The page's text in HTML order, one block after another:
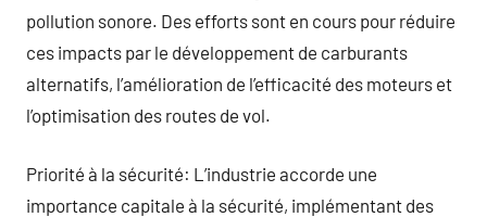
pollution sonore. Des efforts sont en cours pour réduire
ces impacts par le développement de carburants
alternatifs, l’amélioration de l’efficacité des moteurs et
l’optimisation des routes de vol.
Priorité à la sécurité: L’industrie accorde une
importance capitale à la sécurité, implémentant des